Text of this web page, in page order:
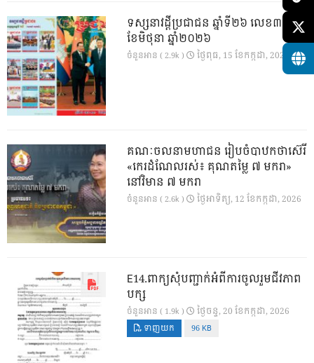
ទស្សនាវដ្ដីប្រជាជន ឆ្នាំទី២៦ លេខ៣០១
ខែមិថុនា ឆ្នាំ២០២៦
ចំនួនអាន ( 2.9k ) ថ្ងៃ​ពុធ, 15 ខែ​កក្កដា, 2026
គណៈចលនាមហាជន រៀបចំបាឋកថាស៊េរី
«កេរដំណែលរស់៖ គុណតម្លៃ ៧ មករា»
នៅវិមាន ៧ មករា
ចំនួនអាន ( 2.6k ) ថ្ងៃ​អាទិត្យ, 12 ខែ​កក្កដា, 2026
E14.ពាក្យសុំបញ្ជាក់អំពីការចូលរួមជីវភាព
បក្ស
ចំនួនអាន ( 1.9k ) ថ្ងៃ​ចន្ទ, 20 ខែ​កក្កដា, 2026
ទាញយក 96 KB